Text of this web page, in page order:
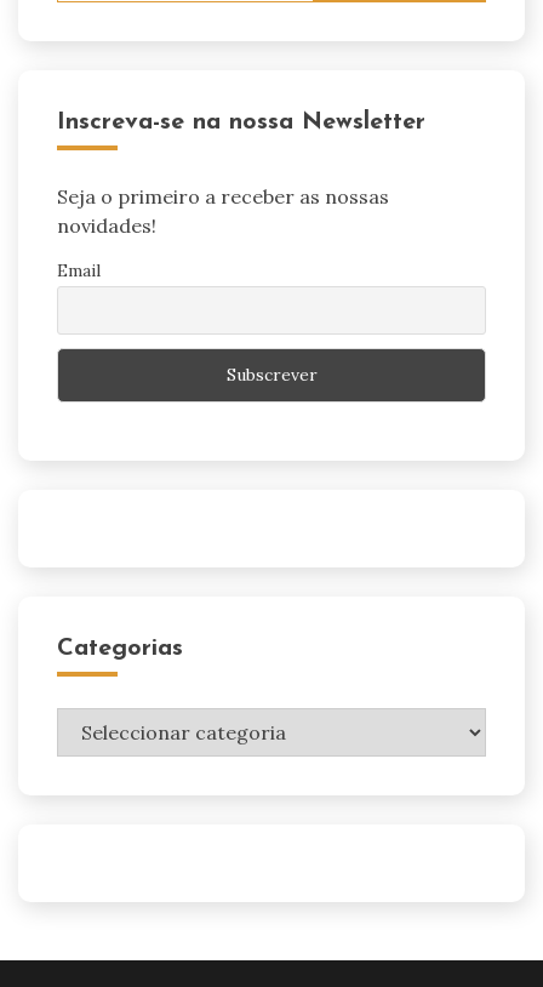
Inscreva-se na nossa Newsletter
Seja o primeiro a receber as nossas
novidades!
Email
Categorias
Categorias